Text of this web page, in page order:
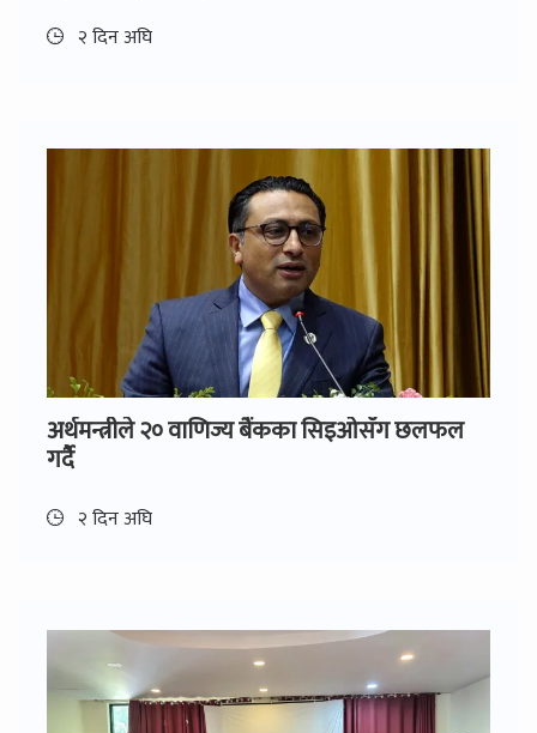
२ दिन अघि
अर्थमन्त्रीले २० वाणिज्य बैंकका सिइओसँग छलफल
गर्दै
२ दिन अघि